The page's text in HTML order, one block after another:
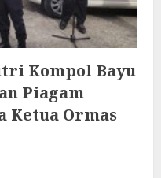
Kompol Bayu
Piagam
Ketua Ormas